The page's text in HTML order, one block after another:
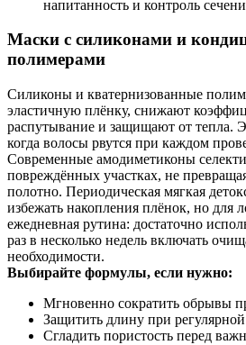
напитанность и контроль
Маски с силиконами и
полимерами
Силиконы и кватернизованные
эластичную плёнку, снижают
распутывание и защищают от тепла.
когда волосы рвутся при каждом
Современные амодиметиконы
повреждённых участках, не
полотно. Периодическая мягкая
избежать накопления плёнок, но для
ежедневная рутина: достаточно
раз в несколько недель включать
необходимости.
Выбирайте формулы, если нужно:
Мгновенно сократить обрывы
Защитить длину при регулярной
Сгладить пористость перед